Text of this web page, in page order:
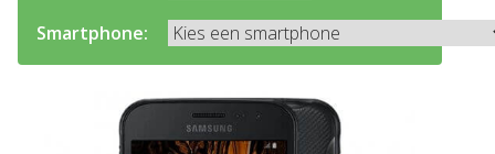
Smartphone: